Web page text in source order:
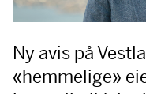
Ny avis på
«hemmelige»